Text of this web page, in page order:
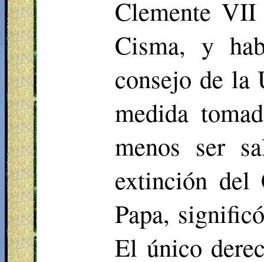
Clemente
Cisma, y
consejo de la
medida
menos ser
extinción del
Papa,
El único